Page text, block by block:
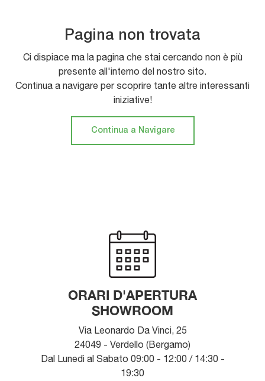
Pagina non trovata
Ci dispiace ma la pagina che stai cercando non è più
presente all'interno del nostro sito.
Continua a navigare per scoprire tante altre interessanti
iniziative!
Continua a Navigare
ORARI D'APERTURA
SHOWROOM
Via Leonardo Da Vinci, 25
24049 - Verdello (Bergamo)
Dal Lunedì al Sabato 09:00 - 12:00 / 14:30 -
19:30